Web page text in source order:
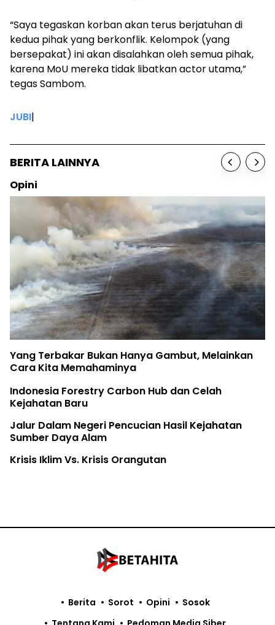
“Saya tegaskan korban akan terus berjatuhan di
kedua pihak yang berkonflik. Kelompok (yang
bersepakat) ini akan disalahkan oleh semua pihak,
karena MoU mereka tidak libatkan actor utama,”
tegas Sambom.
JUBI|
BERITA LAINNYA
Opini
Yang Terbakar Bukan Hanya Gambut, Melainkan
Cara Kita Memahaminya
Indonesia Forestry Carbon Hub dan Celah
Kejahatan Baru
Jalur Dalam Negeri Pencucian Hasil Kejahatan
Sumber Daya Alam
Krisis Iklim Vs. Krisis Orangutan
Berita Sorot Opini
Sosok